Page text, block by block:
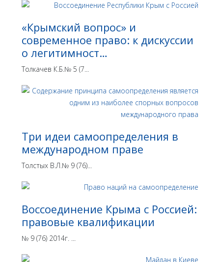
«Крымский вопрос» и
современное право: к дискуссии
о легитимност…
Толкачев К.Б.№ 5 (7...
Три идеи самоопределения в
международном праве
Толстых В.Л.№ 9 (76)...
Воссоединение Крыма с Россией:
правовые квалификации
№ 9 (76) 2014г. ...